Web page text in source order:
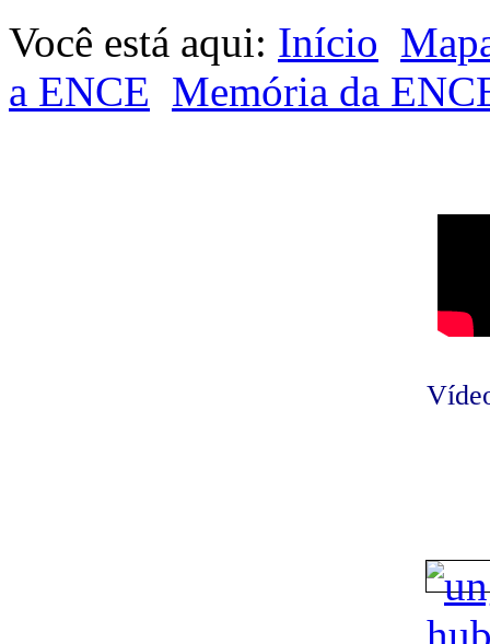
Você está aqui: Início
a ENCE Memória da